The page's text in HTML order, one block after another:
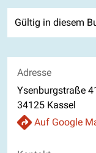
Gültig in diesem
Adresse
Ysenburgstraße
34125 Kassel
Auf Google